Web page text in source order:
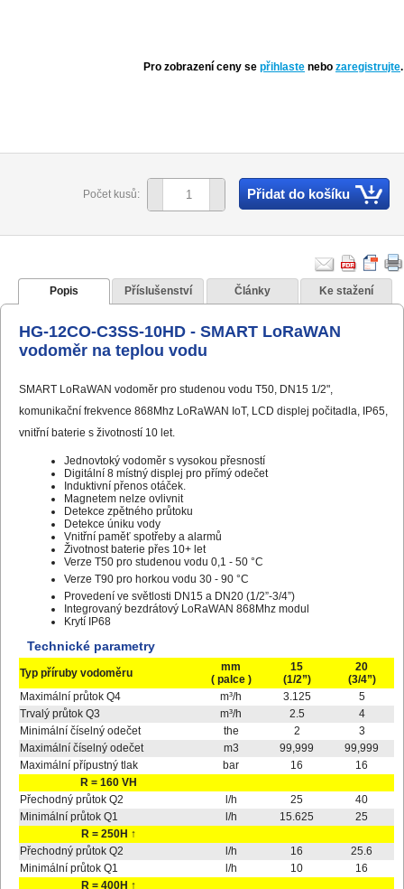
Pro zobrazení ceny se přihlaste nebo zaregistrujte.
Počet kusů: Přidat do košíku
Popis Příslušenství Články Ke stažení
HG-12CO-C3SS-10HD - SMART LoRaWAN
vodoměr na teplou vodu
SMART LoRaWAN vodoměr pro studenou vodu T50, DN15 1/2",
komunikační frekvence 868Mhz LoRaWAN IoT, LCD displej počitadla, IP65,
vnitřní baterie s životností 10 let.
Jednovtoký vodoměr s vysokou přesností
Digitální 8 místný displej pro přímý odečet
Induktivní přenos otáček.
Magnetem nelze ovlivnit
Detekce zpětného průtoku
Detekce úniku vody
Vnitřní paměť spotřeby a alarmů
Životnost baterie přes 10+ let
Verze T50 pro studenou vodu 0,1 - 50 °C
Verze T90 pro horkou vodu 30 - 90 °C
Provedení ve světlosti DN15 a DN20 (1/2”-3/4”)
Integrovaný bezdrátový LoRaWAN 868Mhz modul
Krytí IP68
Technické parametry
Typ příruby vodoměru
mm
( palce )
15
(1/2”)
20
(3/4”)
Maximální průtok Q4
m³/h 3.125
5
Trvalý průtok Q3
m³/h 2.5
4
Minimální číselný odečet
the 2
3
Maximální číselný odečet
m3 99,999
99,999
Maximální přípustný tlak
bar 16
16
R = 160 VH
Přechodný průtok Q2
l/h 25
40
Minimální průtok Q1
l/h 15.625
25
R = 250H ↑
Přechodný průtok Q2
l/h 16
25.6
Minimální průtok Q1
l/h 10
16
R = 400H ↑